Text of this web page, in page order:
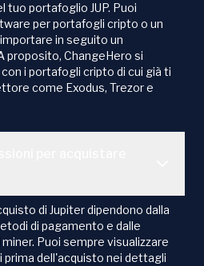
tuo portafoglio JUP. Puoi
per portafogli cripto o un
in seguito un
ChangeHero si
i portafogli cripto di cui già ti
come Exodus, Trezor e
di Jupiter dipendono dalla
di pagamento e dalle
Puoi sempre visualizzare
dell'acquisto nei dettagli